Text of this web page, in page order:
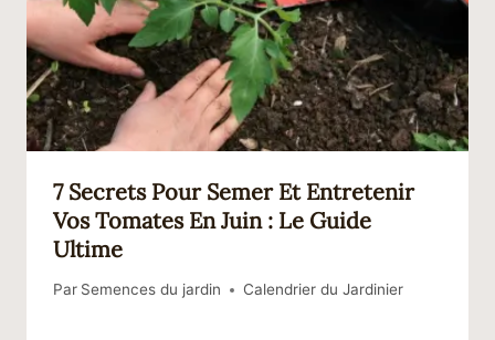
7 Secrets Pour Semer Et Entretenir
Vos Tomates En Juin : Le Guide
Ultime
Par Semences du jardin Calendrier du Jardinier